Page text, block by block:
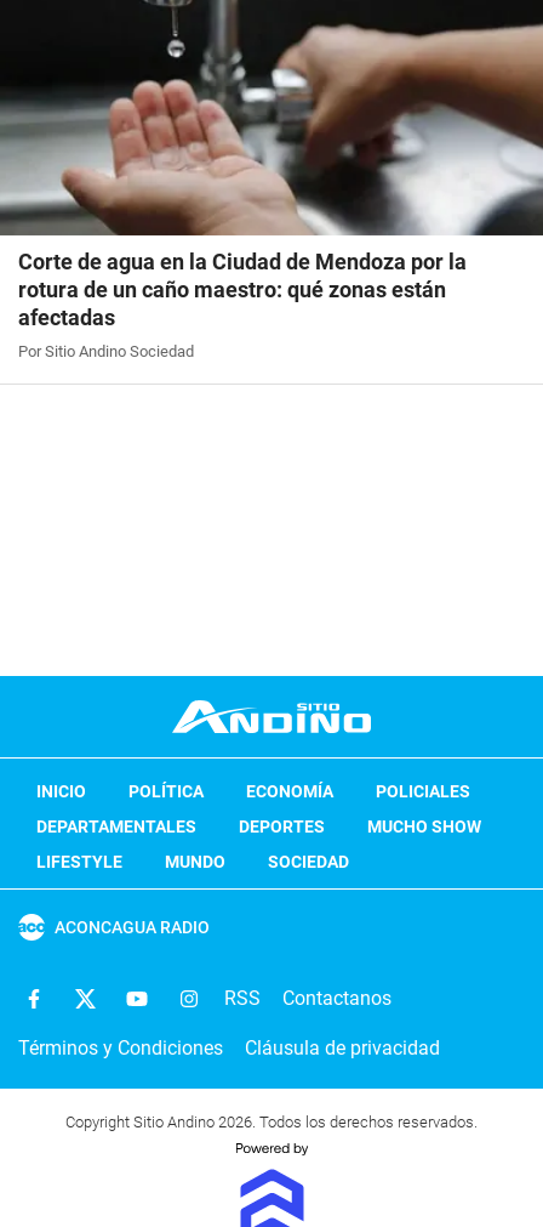
Corte de agua en la Ciudad de Mendoza por la
rotura de un caño maestro: qué zonas están
afectadas
Por Sitio Andino Sociedad
INICIO POLÍTICA ECONOMÍA
POLICIALES
DEPARTAMENTALES
DEPORTES
MUCHO SHOW
LIFESTYLE
MUNDO SOCIEDAD
ACONCAGUA RADIO
RSS Contactanos
Términos y Condiciones Cláusula de privacidad
Copyright Sitio Andino 2026. Todos los derechos reservados.